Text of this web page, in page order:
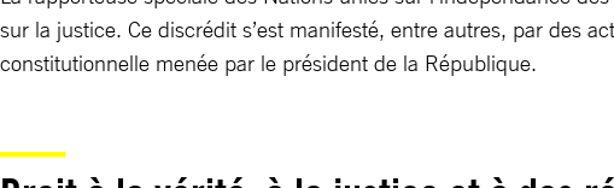
sur la justice. Ce discrédit s’est manifesté, entre autres, par des
constitutionnelle menée par le président de la République.